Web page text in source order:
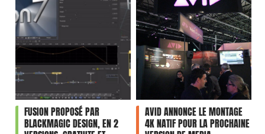
FUSION PROPOSÉ PAR
BLACKMAGIC DESIGN, EN 2
AVID ANNONCE LE MONTAGE
4K NATIF POUR LA PROCHAINE